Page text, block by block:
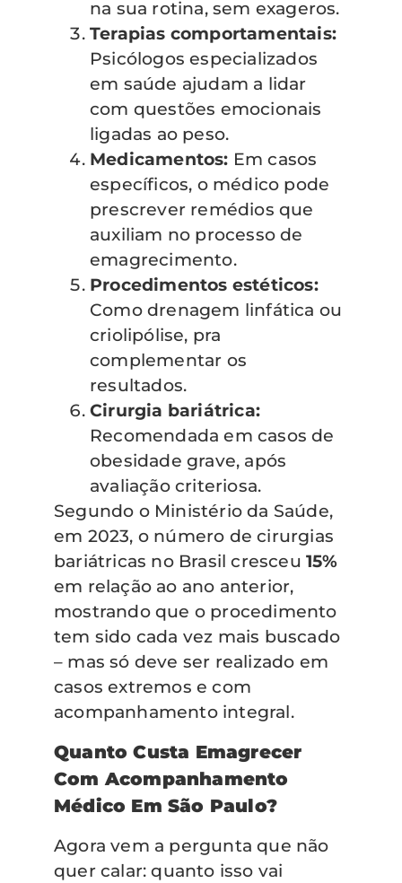
na sua rotina, sem exageros.
Terapias comportamentais:
Psicólogos especializados
em saúde ajudam a lidar
com questões emocionais
ligadas ao peso.
Medicamentos: Em casos
específicos, o médico pode
prescrever remédios que
auxiliam no processo de
emagrecimento.
Procedimentos estéticos:
Como drenagem linfática ou
criolipólise, pra
complementar os
resultados.
Cirurgia bariátrica:
Recomendada em casos de
obesidade grave, após
avaliação criteriosa.
Segundo o Ministério da Saúde,
em 2023, o número de cirurgias
bariátricas no Brasil cresceu 15%
em relação ao ano anterior,
mostrando que o procedimento
tem sido cada vez mais buscado
– mas só deve ser realizado em
casos extremos e com
acompanhamento integral.
Quanto Custa Emagrecer
Com Acompanhamento
Médico Em São Paulo?
Agora vem a pergunta que não
quer calar: quanto isso vai